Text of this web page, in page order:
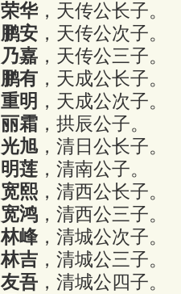
荣华，天传公长子。
鹏安 ，天传公次子。
乃嘉 ，天传公三子。
鹏有 ，天成公长子。
重明 ，天成公次子。
丽霜 ，拱辰公子。
光旭，清日公长子。
明莲 ，清南公子。
宽熙 ，清西公长子。
宽鸿 ，清西公三子。
林峰，清城公次子。
林吉 ，清城公三子。
友吾 ，清城公四子。